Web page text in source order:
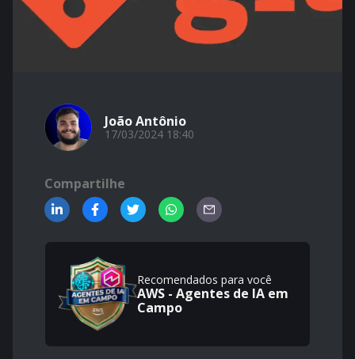
João Antônio
17/03/2024 18:40
Compartilhe
Recomendados para você
AWS - Agentes de IA em
Campo